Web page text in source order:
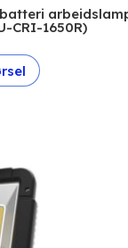
CRI-1650R)